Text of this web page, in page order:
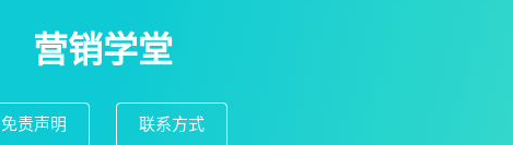
营销学堂
免责声明 联系方式